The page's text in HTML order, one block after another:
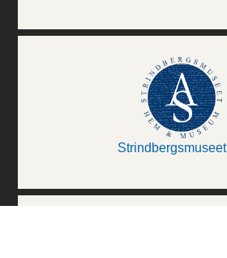
Strindbergsmuseet